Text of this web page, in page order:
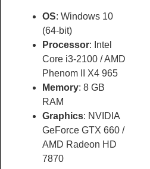
OS: Windows 10
(64-bit)
Processor: Intel
Core i3-2100 / AMD
Phenom II X4 965
Memory: 8 GB
RAM
Graphics: NVIDIA
GeForce GTX 660 /
AMD Radeon HD
7870